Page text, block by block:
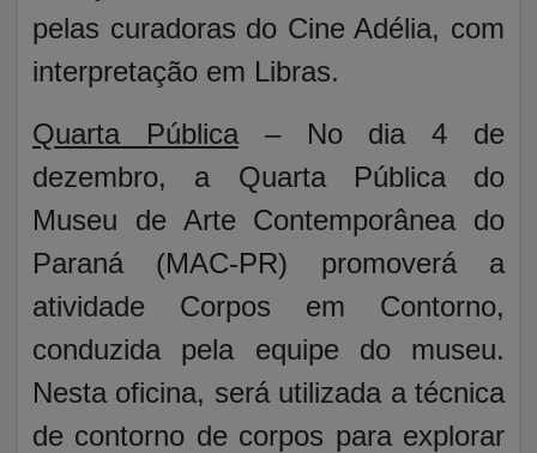
pelas curadoras do Cine Adélia, com
interpretação em Libras.
Quarta Pública– No dia 4 de
dezembro, a Quarta Pública do
Museu de Arte Contemporânea do
Paraná (MAC-PR) promoverá a
atividade Corpos em Contorno,
conduzida pela equipe do museu.
Nesta oficina, será utilizada a técnica
de contorno de corpos para explorar